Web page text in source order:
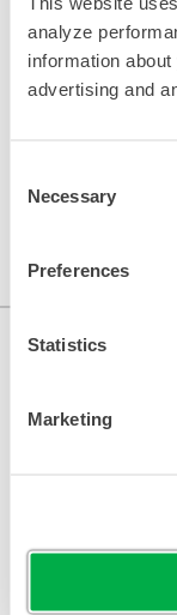
analyze
information
advertising and
Selection
Necessary
Preferences
Statistics
Marketing